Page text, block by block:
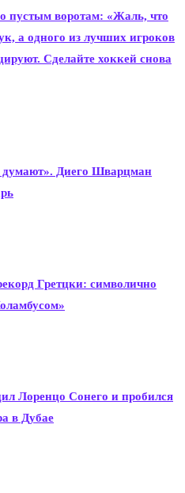
пустым воротам: «Жаль, что
а одного из лучших игроков
Сделайте хоккей снова
думают». Диего Шварцман
Гретцки: символично
Лоренцо Сонего и пробился
в Дубае